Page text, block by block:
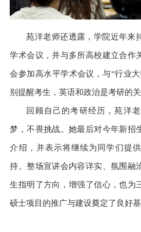
苑洋老师还透露，学院近年来
学术会议，并与多所高校建立合作
会参加高水平学术会议，与“行业
别提醒考生，英语和政治是考研的
回顾自己的考研经历，苑洋
梦，不畏挑战。她最后对今年新招
介绍，并表示将继续为同学们提
持。整场宣讲会内容详实、氛围融
生指明了方向，增强了信心，也为
硕士项目的推广与建设奠定了良好基